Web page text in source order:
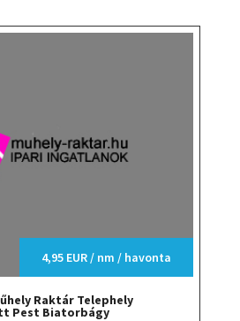
4,95 EUR / nm / havonta
Raktár Telephely
Pest Biatorbágy